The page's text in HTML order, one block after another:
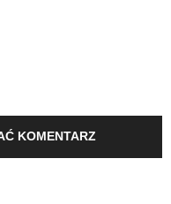
KOMENTARZ